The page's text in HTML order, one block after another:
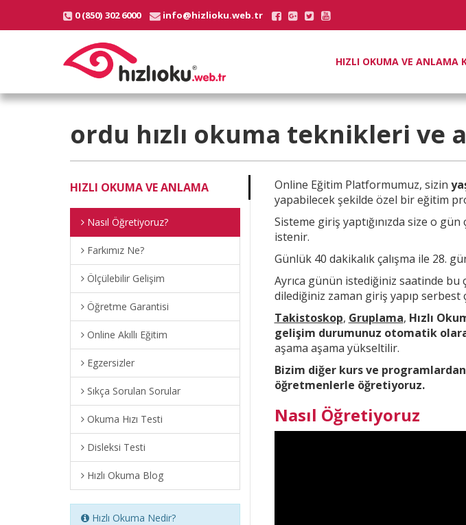
0 (850) 302 6000 info@hizlioku.web.tr
HIZLI OKUMA VE ANLAMA
ordu hızlı okuma teknikleri ve
HIZLI OKUMA VE ANLAMA
Nasıl Öğretiyoruz?
Farkımız Ne?
Ölçülebilir Gelişim
Öğretme Garantisi
Online Akıllı Eğitim
Egzersizler
Sıkça Sorulan Sorular
Okuma Hızı Testi
Disleksi Testi
Hızlı Okuma Blog
Hızlı Okuma Nedir?
Online Eğitim Platformumuz, sizin
yapabilecek şekilde özel bir eğitim
Sisteme giriş yaptığınızda size o gün
istenir.
Günlük 40 dakikalık çalışma ile 28.
Ayrıca günün istediğiniz saatinde bu
dilediğiniz zaman giriş yapıp serbest
Takistoskop, Gruplama, Hızlı
gelişim durumunuz otomatik
aşama aşama yükseltilir.
Bizim diğer kurs ve
öğretmenlerle öğretiyoruz.
Nasıl Öğretiyoruz